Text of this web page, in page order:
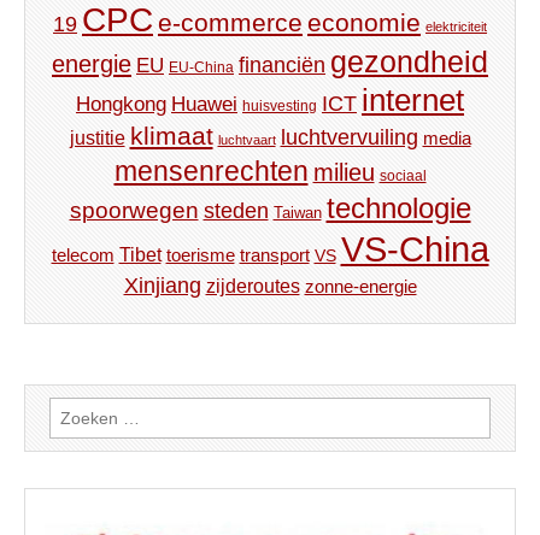
19 CPC e-commerce economie elektriciteit
energie EU EU-China financiën gezondheid
Hongkong Huawei huisvesting ICT internet
justitie klimaat luchtvaart luchtvervuiling media
mensenrechten milieu sociaal
spoorwegen steden Taiwan technologie
telecom Tibet toerisme transport VS VS-China
Xinjiang zijderoutes zonne-energie
Zoeken
naar: